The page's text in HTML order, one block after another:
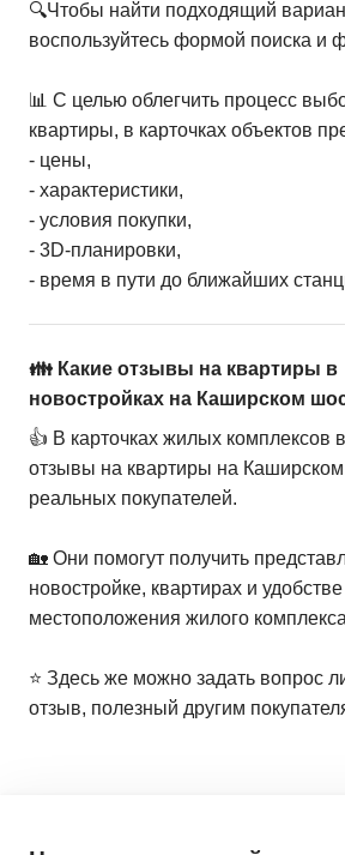
🔍Чтобы найти подходящий
воспользуйтесь формой поиска и
📊 С целью облегчить процесс
квартиры, в карточках объектов
- цены,
- характеристики,
- условия покупки,
- 3D-планировки,
- время в пути до ближайших
👪 Какие отзывы на квартиры в
новостройках на Каширском
👍 В карточках жилых комплексов
отзывы на квартиры на
реальных покупателей.
🏡 Они помогут получить
новостройке, квартирах и удобстве
местоположения жилого
⭐️ Здесь же можно задать вопрос
отзыв, полезный другим